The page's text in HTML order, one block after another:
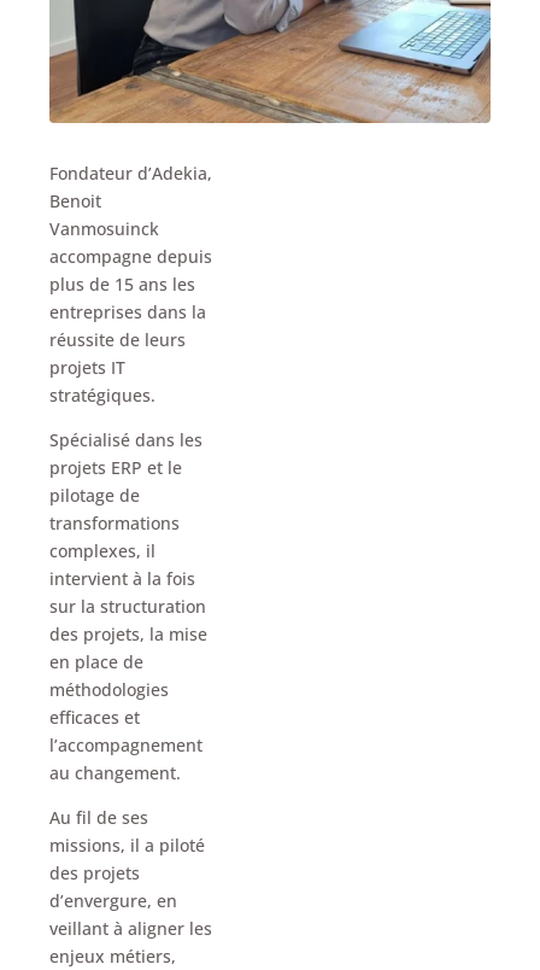
Fondateur d’Adekia,
Benoit
Vanmosuinck
accompagne depuis
plus de 15 ans les
entreprises dans la
réussite de leurs
projets IT
stratégiques.
Spécialisé dans les
projets ERP et le
pilotage de
transformations
complexes, il
intervient à la fois
sur la structuration
des projets, la mise
en place de
méthodologies
efficaces et
l’accompagnement
au changement.
Au fil de ses
missions, il a piloté
des projets
d’envergure, en
veillant à aligner les
enjeux métiers,